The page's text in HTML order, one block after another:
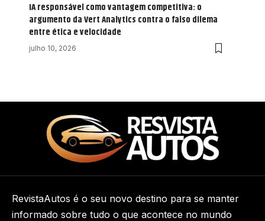
IA responsável como vantagem competitiva: o
argumento da Vert Analytics contra o falso dilema
entre ética e velocidade
julho 10, 2026
RevistaAutos é o seu novo destino para se manter
informado sobre tudo o que acontece no mundo